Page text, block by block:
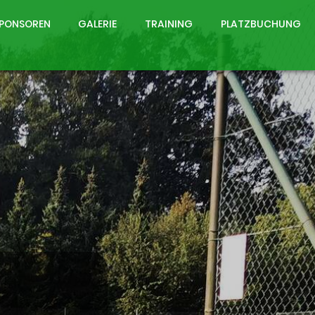
GALERIE TRAINING PLATZBUCHUNG